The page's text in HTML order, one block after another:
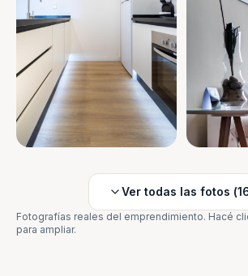
Ver todas las fotos (
Fotografías reales del emprendimiento. Hacé
para ampliar.